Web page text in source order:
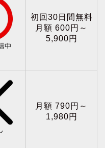
初回30日間無料
月額 600円～
5,900円
月額 790円～
1,980円